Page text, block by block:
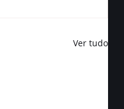
Ver tudo